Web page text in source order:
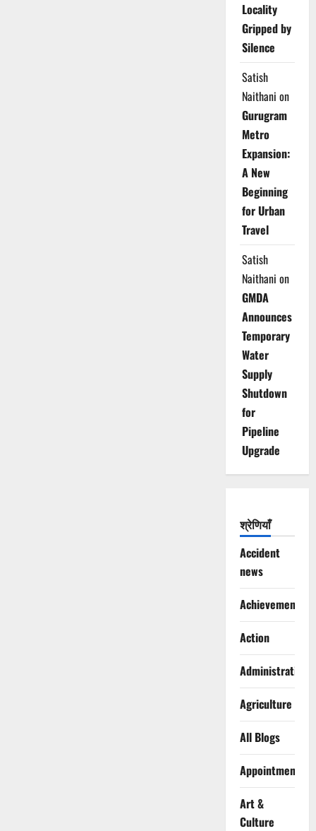
Locality
Gripped by
Silence
Satish
Naithani on
Gurugram
Metro
Expansion:
A New
Beginning
for Urban
Travel
Satish
Naithani on
GMDA
Announces
Temporary
Water
Supply
Shutdown
for
Pipeline
Upgrade
श्रेणियाँ
Accident
news
Achievements
Action
Administration
Agriculture
All Blogs
Appointments
Art &
Culture